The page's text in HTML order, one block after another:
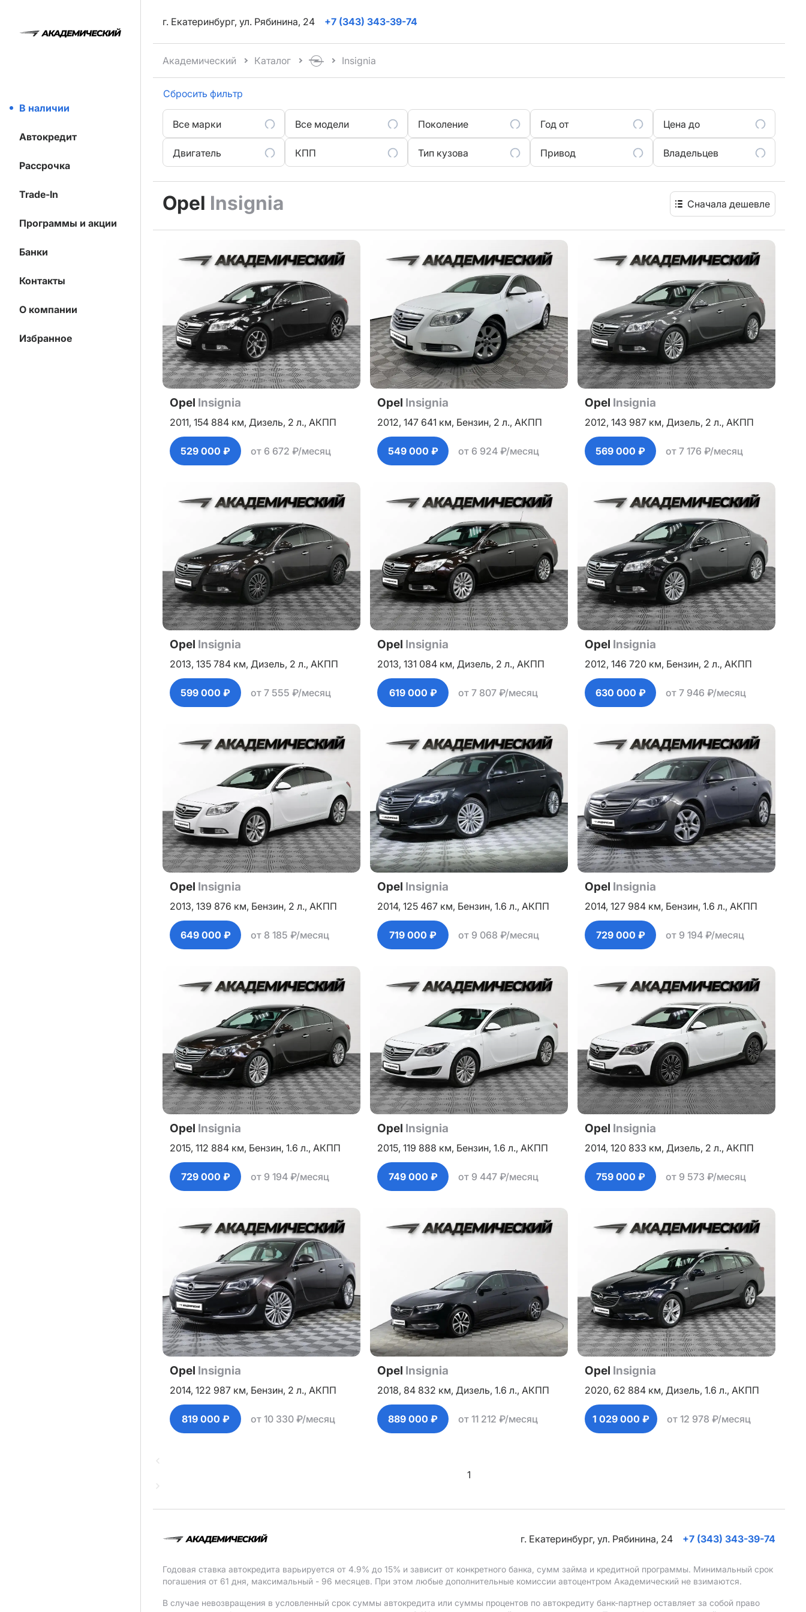
В наличии
Автокредит
Рассрочка
Trade-In
Программы и акции
Банки
Контакты
О компании
Избранное
г. Екатеринбург, ул. Рябинина, 24 +7 (343) 343-39-74
Академический Каталог Insignia
Сбросить фильтр
Все марки Все модели Поколение Год от Цена до
Двигатель КПП Тип кузова Привод Владельцев
Opel Insignia Сначала дешевле
Opel Insignia
2011, 154 884 км, Дизель, 2 л., АКПП
529 000 ₽ от 6 672 ₽/месяц
Opel Insignia
2012, 147 641 км, Бензин, 2 л., АКПП
549 000 ₽ от 6 924 ₽/месяц
Opel Insignia
2012, 143 987 км, Дизель, 2 л., АКПП
569 000 ₽ от 7 176 ₽/месяц
Opel Insignia
2013, 135 784 км, Дизель, 2 л., АКПП
599 000 ₽ от 7 555 ₽/месяц
Opel Insignia
2013, 131 084 км, Дизель, 2 л., АКПП
619 000 ₽ от 7 807 ₽/месяц
Opel Insignia
2012, 146 720 км, Бензин, 2 л., АКПП
630 000 ₽ от 7 946 ₽/месяц
Opel Insignia
2013, 139 876 км, Бензин, 2 л., АКПП
649 000 ₽ от 8 185 ₽/месяц
Opel Insignia
2014, 125 467 км, Бензин, 1.6 л., АКПП
719 000 ₽ от 9 068 ₽/месяц
Opel Insignia
2014, 127 984 км, Бензин, 1.6 л., АКПП
729 000 ₽ от 9 194 ₽/месяц
Opel Insignia
2015, 112 884 км, Бензин, 1.6 л., АКПП
729 000 ₽ от 9 194 ₽/месяц
Opel Insignia
2015, 119 888 км, Бензин, 1.6 л., АКПП
749 000 ₽ от 9 447 ₽/месяц
Opel Insignia
2014, 120 833 км, Дизель, 2 л., АКПП
759 000 ₽ от 9 573 ₽/месяц
Opel Insignia
2014, 122 987 км, Бензин, 2 л., АКПП
819 000 ₽ от 10 330 ₽/месяц
Opel Insignia
2018, 84 832 км, Дизель, 1.6 л., АКПП
889 000 ₽ от 11 212 ₽/месяц
Opel Insignia
2020, 62 884 км, Дизель, 1.6 л., АКПП
1 029 000 ₽ от 12 978 ₽/месяц
1
г. Екатеринбург, ул. Рябинина, 24 +7 (343) 343-39-74
Годовая ставка автокредита варьируется от 4.9% до 15% и зависит от конкретного банка, сумм займа и кредитной программы. Минимальный срок
погашения от 61 дня, максимальный - 96 месяцев. При этом любые дополнительные комиссии автоцентром Академический не взимаются.
В случае невозвращения в условленный срок суммы автокредита или суммы процентов по автокредиту банк-партнер оставляет за собой право